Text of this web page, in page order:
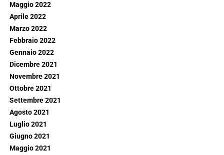
Maggio 2022
Aprile 2022
Marzo 2022
Febbraio 2022
Gennaio 2022
Dicembre 2021
Novembre 2021
Ottobre 2021
Settembre 2021
Agosto 2021
Luglio 2021
Giugno 2021
Maggio 2021